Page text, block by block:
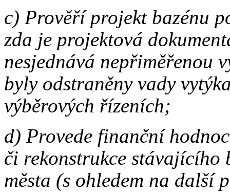
c) Prověří projekt bazénu
zda je projektová
nesjednává nepřiměřenou
byly odstraněny vady
výběrových řízeních;
d) Provede finanční
či rekonstrukce stávajícího
města (s ohledem na další